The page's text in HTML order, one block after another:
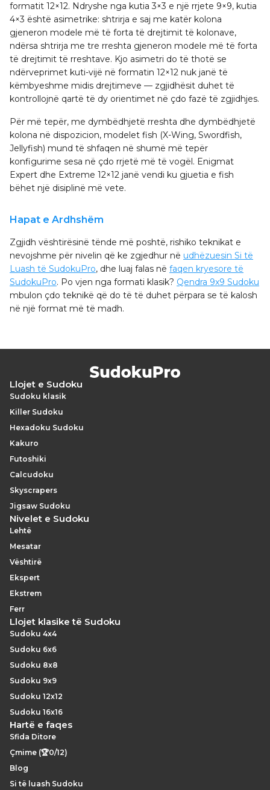
formatit 12×12. Ndryshe nga kutia 3×3 e një rrjete 9×9, kutia
4×3 është asimetrike: shtrirja e saj me katër kolona
gjeneron modele më të forta të drejtimit të kolonave,
ndërsa shtrirja me tre rreshta gjeneron modele më të forta
të drejtimit të rreshtave. Kjo asimetri do të thotë se
ndërveprimet kuti-vijë në formatin 12×12 nuk janë të
këmbyeshme midis drejtimeve — zgjidhësit duhet të
kontrollojnë qartë të dy orientimet në çdo fazë të zgjidhjes.
Për më tepër, me dymbëdhjetë rreshta dhe dymbëdhjetë
kolona në dispozicion, modelet fish (X-Wing, Swordfish,
Jellyfish) mund të shfaqen në shumë më tepër
konfigurime sesa në çdo rrjetë më të vogël. Enigmat
Expert dhe Extreme 12×12 janë vendi ku gjuetia e fish
bëhet një disiplinë më vete.
Hapat e Ardhshëm
Zgjidh vështirësinë tënde më poshtë, rishiko teknikat e
nevojshme për nivelin që ke zgjedhur në udhëzuesin Si të
Luash të SudokuPro, dhe luaj falas në faqen kryesore të
SudokuPro. Po vjen nga formati klasik? Qendra 9x9 Sudoku
mbulon çdo teknikë që do të të duhet përpara se të kalosh
në një format më të madh.
Llojet e Sudoku
Sudoku klasik
Killer Sudoku
Hexadoku Sudoku
Kakuro
Futoshiki
Calcudoku
Skyscrapers
Jigsaw Sudoku
Nivelet e Sudoku
Lehtë
Mesatar
Vështirë
Ekspert
Ekstrem
Ferr
Llojet klasike të Sudoku
Sudoku 4x4
Sudoku 6x6
Sudoku 8x8
Sudoku 9x9
Sudoku 12x12
Sudoku 16x16
Hartë e faqes
Sfida Ditore
Çmime (🏆0/12)
Blog
Si të luash Sudoku